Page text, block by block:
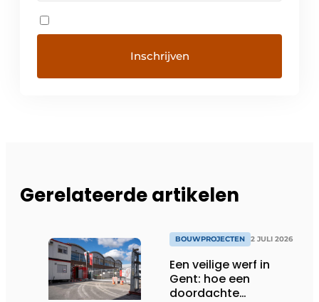
Gerelateerde artikelen
BOUWPROJECTEN 2 JULI 2026
Een veilige werf in
Gent: hoe een
doordachte